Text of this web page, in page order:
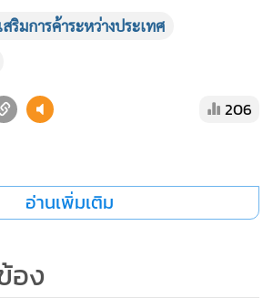
ากผู้ประกอบการไทยที่สนใจทำตลาด
รเลีย จึงควรศึกษาข้อมูลแนวโน้มพฤติกรรม
รับการวางแผนธุรกิจและพัฒนาสินค้าที่ให้
กระบวนการผลิต และบรรจุภัณฑ์ที่เป็น
วดล้อม เนื่องจากประเด็นดังกล่าวนี้จะ
ตลาดออสเตรเลียในอนาคต”นางสลิลา
สริมการค้าระหว่างประเทศ
206
อ่านเพิ่มเติม
อง